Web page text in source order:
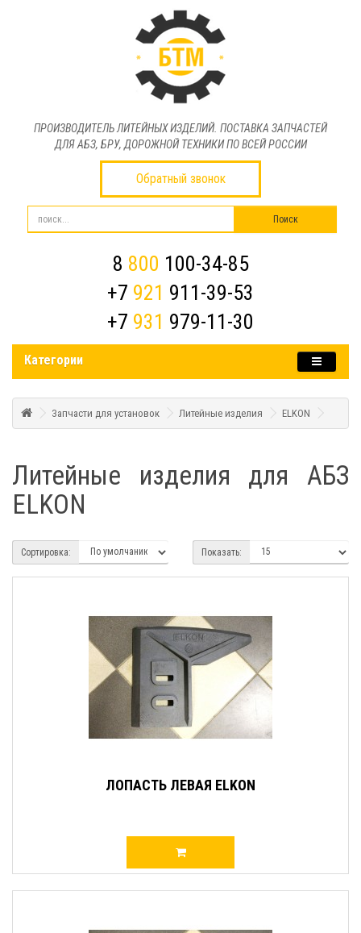
ПРОИЗВОДИТЕЛЬ ЛИТЕЙНЫХ ИЗДЕЛИЙ. ПОСТАВКА ЗАПЧАСТЕЙ
ДЛЯ АБЗ, БРУ, ДОРОЖНОЙ ТЕХНИКИ ПО ВСЕЙ РОССИИ
Обратный звонок
8 800 100-34-85
+7 921 911-39-53
+7 931 979-11-30
Категории
Запчасти для установок Литейные изделия ELKON
Литейные изделия для АБЗ
ELKON
Сортировка: Показать:
ЛОПАСТЬ ЛЕВАЯ ELKON